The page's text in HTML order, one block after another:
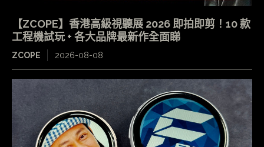
【ZCOPE】香港高級視聽展 2026 即拍即剪！10 款
工程機試玩 + 各大品牌最新作全面睇
ZCOPE 2026-08-08